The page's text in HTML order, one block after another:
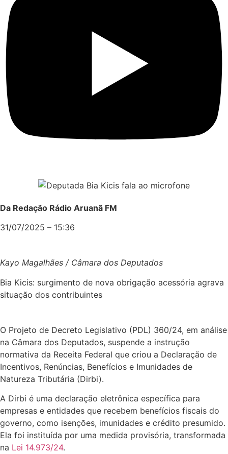
Da Redação Rádio Aruanã FM
31/07/2025 – 15:36
Kayo Magalhães / Câmara dos Deputados
Bia Kicis: surgimento de nova obrigação acessória agrava
situação dos contribuintes
O Projeto de Decreto Legislativo (PDL) 360/24, em análise
na Câmara dos Deputados, suspende a instrução
normativa da Receita Federal que criou a Declaração de
Incentivos, Renúncias, Benefícios e Imunidades de
Natureza Tributária (Dirbi).
A Dirbi é uma declaração eletrônica específica para
empresas e entidades que recebem benefícios fiscais do
governo, como isenções, imunidades e crédito presumido.
Ela foi instituída por uma medida provisória, transformada
na Lei 14.973/24.